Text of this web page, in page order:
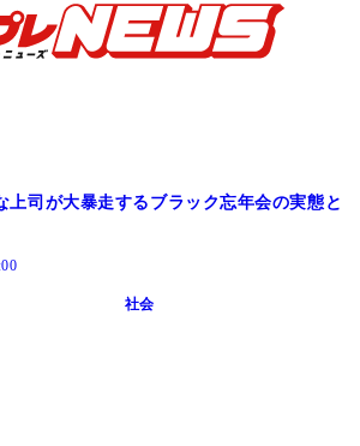
上司が大暴走するブラック忘年会の実態と
社会